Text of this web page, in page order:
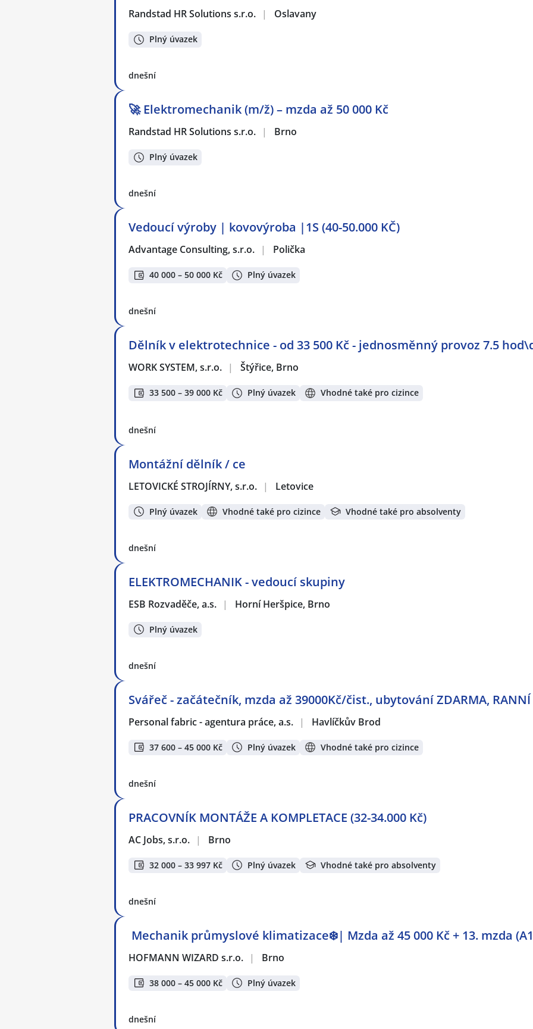
Randstad HR Solutions s.r.o. | Oslavany
Plný úvazek
dnešní
🚀 Elektromechanik (m/ž) – mzda až 50 000 Kč
Randstad HR Solutions s.r.o. | Brno
Plný úvazek
dnešní
Vedoucí výroby | kovovýroba |1S (40-50.000 KČ)
Advantage Consulting, s.r.o. | Polička
40 000 – 50 000 Kč Plný úvazek
dnešní
Dělník v elektrotechnice - od 33 500 Kč - jednosměnný provoz 7.5
WORK SYSTEM, s.r.o. | Štýřice, Brno
33 500 – 39 000 Kč Plný úvazek Vhodné také pro cizince
dnešní
Montážní dělník / ce
LETOVICKÉ STROJÍRNY, s.r.o. | Letovice
Plný úvazek Vhodné také pro cizince Vhodné také pro absolventy
dnešní
ELEKTROMECHANIK - vedoucí skupiny
ESB Rozvaděče, a.s. | Horní Heršpice, Brno
Plný úvazek
dnešní
Svářeč - začátečník, mzda až 39000Kč/čist., ubytování ZDARMA, RANNÍ
Personal fabric - agentura práce, a.s. | Havlíčkův Brod
37 600 – 45 000 Kč Plný úvazek Vhodné také pro cizince
dnešní
PRACOVNÍK MONTÁŽE A KOMPLETACE (32-34.000 Kč)
AC Jobs, s.r.o. | Brno
32 000 – 33 997 Kč Plný úvazek Vhodné také pro absolventy
dnešní
Mechanik průmyslové klimatizace❄️| Mzda až 45 000 Kč + 13. mzda
HOFMANN WIZARD s.r.o. | Brno
38 000 – 45 000 Kč Plný úvazek
dnešní